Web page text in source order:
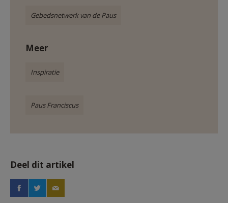
Gebedsnetwerk van de Paus
Meer
Inspiratie
Paus Franciscus
Deel dit artikel